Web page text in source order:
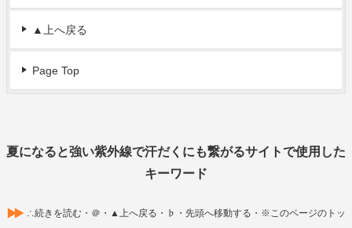
▲上へ戻る
Page Top
夏になると強い紫外線で汗だくにも繋がるサイトで使用した
キーワード
∴続きを読む・＠・▲上へ戻る・♭・先頭へ移動する・※このページのトッ